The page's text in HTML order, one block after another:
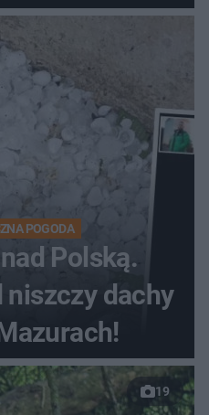
POGODA
Polską.
niszczy dachy
19